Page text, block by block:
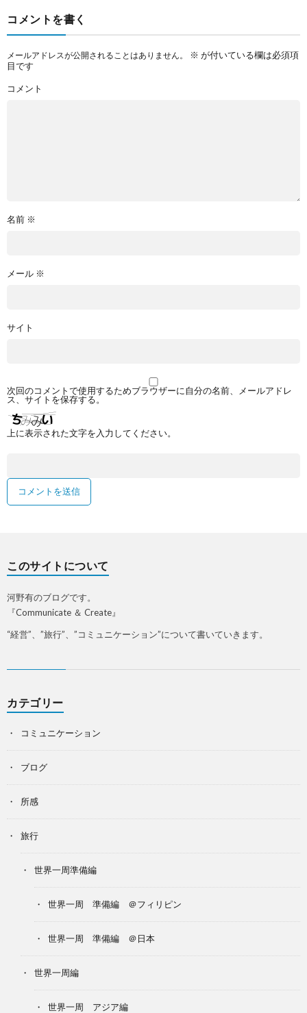
コメントを書く
メールアドレスが公開されることはありません。 ※ が付いている欄は必須項
目です
コメント
名前 ※
メール ※
サイト
次回のコメントで使用するためブラウザーに自分の名前、メールアドレ
ス、サイトを保存する。
上に表示された文字を入力してください。
このサイトについて
河野有のブログです。
『Communicate ＆ Create』
“経営”、”旅行”、”コミュニケーション”について書いていきます。
カテゴリー
コミュニケーション
ブログ
所感
旅行
世界一周準備編
世界一周 準備編 ＠フィリピン
世界一周 準備編 ＠日本
世界一周編
世界一周 アジア編